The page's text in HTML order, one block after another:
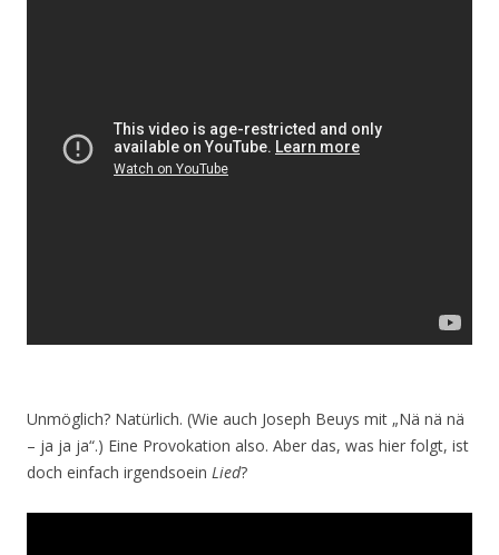
Unmöglich? Natürlich. (Wie auch Joseph Beuys mit „Nä nä nä
– ja ja ja“.) Eine Provokation also. Aber das, was hier folgt, ist
doch einfach irgendsoein Lied?